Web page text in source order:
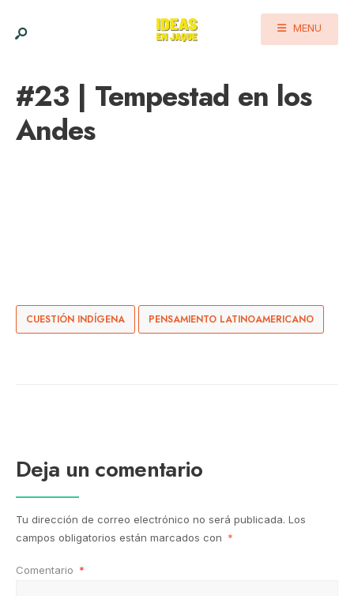
MENU
#23 | Tempestad en los
Andes
CUESTIÓN INDÍGENA PENSAMIENTO LATINOAMERICANO
Deja un comentario
Tu dirección de correo electrónico no será publicada. Los
campos obligatorios están marcados con *
Comentario *